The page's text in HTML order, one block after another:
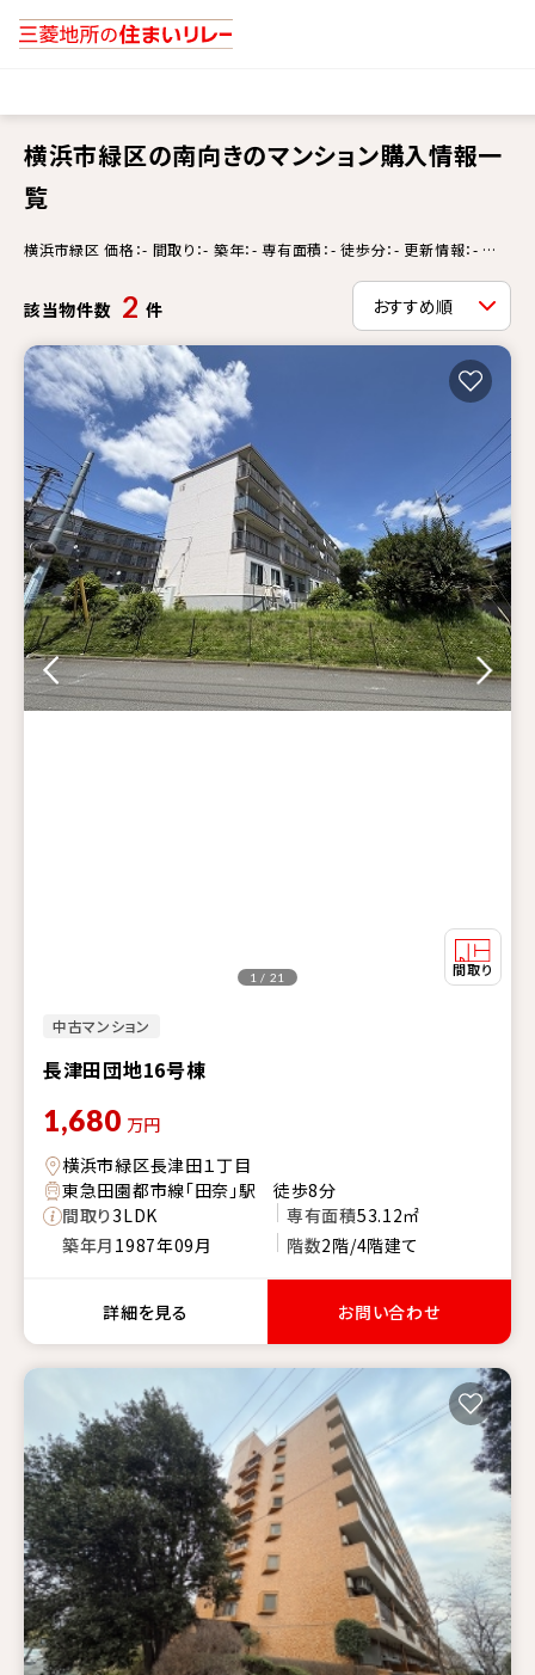
横浜市緑区の南向きのマンション購入情報一
覧
横浜市緑区 価格：- 間取り：- 築年：- 専有面積：- 徒歩分：- 更新情報：- 南
該当物件数 2 件
中古マンション
長津田団地16号棟
1 / 21
1,680 万円
横浜市緑区長津田１丁目
東急田園都市線「田奈」駅 徒歩8分
間取り3LDK 専有面積53.12㎡
築年月 1987年09月 階数2階/4階建て
詳細を見る お問い合わせ